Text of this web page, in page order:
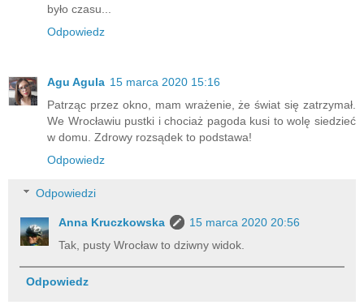
było czasu...
Odpowiedz
Agu Agula 15 marca 2020 15:16
Patrząc przez okno, mam wrażenie, że świat się zatrzymał.
We Wrocławiu pustki i chociaż pagoda kusi to wolę siedzieć
w domu. Zdrowy rozsądek to podstawa!
Odpowiedz
Odpowiedzi
Anna Kruczkowska
15 marca 2020 20:56
Tak, pusty Wrocław to dziwny widok.
Odpowiedz